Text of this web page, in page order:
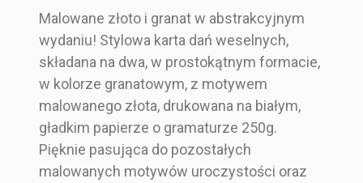
Malowane złoto i granat w abstrakcyjnym
wydaniu! Stylowa karta dań weselnych,
składana na dwa, w prostokątnym formacie,
w kolorze granatowym, z motywem
malowanego złota, drukowana na białym,
gładkim papierze o gramaturze 250g.
Pięknie pasująca do pozostałych
malowanych motywów uroczystości oraz
Marka Producent Ślubny
IndeksMAL3_M2-2P_B250_ZL3_AFZ
Drewniane
Drewniane
Menu
weselne
Menu